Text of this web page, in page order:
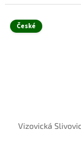
České
Vizovická